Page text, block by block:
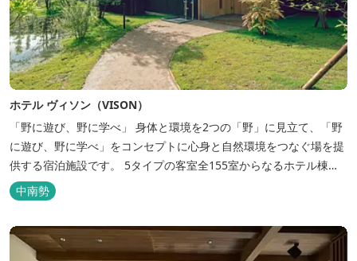
ホテル ヴィソン（VISON）
「野に遊び、野に学べ」 身体と環境を2つの「野」に見立て、「野
に遊び、野に学べ」をコンセプトに心身と自然環境をつなぐ場を提
供する宿泊施設です。 5タイプの客室全155室からなるホテル棟
と、プライベートな滞在が楽しめる一棟独立型のヴィラ6棟がござ
います。
中南勢